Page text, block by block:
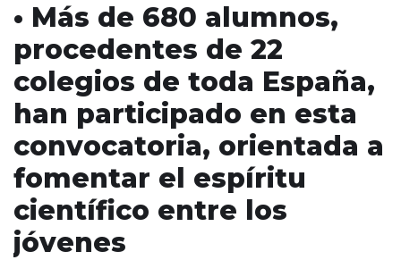
• Más de 680 alumnos,
procedentes de 22
colegios de toda España,
han participado en esta
convocatoria, orientada a
fomentar el espíritu
científico entre los
jóvenes